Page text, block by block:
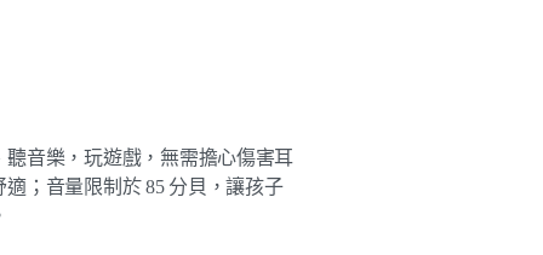
音樂，玩遊戲，無需擔心傷害耳
；音量限制於 85 分貝，讓孩子